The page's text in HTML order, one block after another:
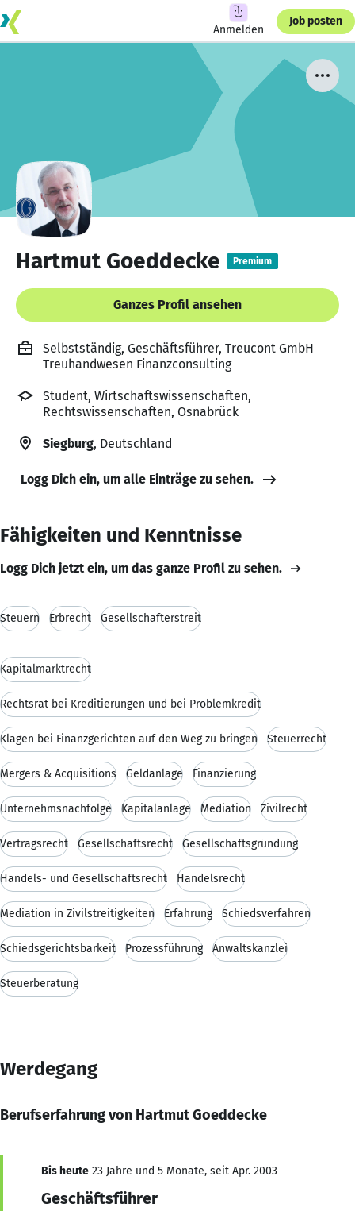
Anmelden
Job posten
Hartmut Goeddecke Premium
Ganzes Profil ansehen
Selbstständig, Geschäftsführer, Treucont GmbH
Treuhandwesen Finanzconsulting
Student, Wirtschaftswissenschaften,
Rechtswissenschaften, Osnabrück
Siegburg, Deutschland
Logg Dich ein, um alle Einträge zu sehen.
Fähigkeiten und Kenntnisse
Logg Dich jetzt ein, um das ganze Profil zu sehen.
Steuern Erbrecht Gesellschafterstreit
Kapitalmarktrecht
Rechtsrat bei Kreditierungen und bei Problemkredit
Klagen bei Finanzgerichten auf den Weg zu bringen Steuerrecht
Mergers & Acquisitions Geldanlage Finanzierung
Unternehmsnachfolge Kapitalanlage Mediation Zivilrecht
Vertragsrecht Gesellschaftsrecht Gesellschaftsgründung
Handels- und Gesellschaftsrecht Handelsrecht
Mediation in Zivilstreitigkeiten Erfahrung Schiedsverfahren
Schiedsgerichtsbarkeit Prozessführung Anwaltskanzlei
Steuerberatung
Werdegang
Berufserfahrung von Hartmut Goeddecke
Bis heute 23 Jahre und 5 Monate, seit Apr. 2003
Geschäftsführer